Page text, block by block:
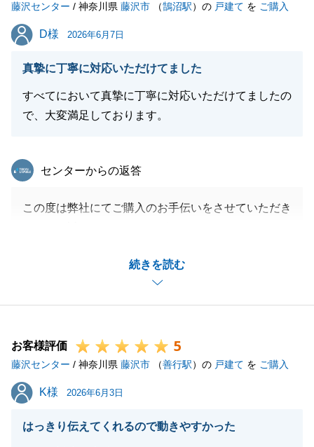
引き続き、何卒よろしくお願い申し上げます。
閉じる
藤沢センター / 神奈川県 藤沢市 （鵠沼駅）の 戸建て を ご購入
D様
D様 2026年6月7日
真摯に丁寧に対応いただけてました
すべてにおいて真摯に丁寧に対応いただけてましたの
で、大変満足しております。
続きを読む
東急リバブル
センターからの返答
この度は弊社にてご購入のお手伝いをさせていただき
購入申込を頂いてからお引き渡しまで様々なことがあ
り、ご心配をおかけしたこともあったかと思います
ございました。
今後もまた何かお力添えできることがございました
ら、是非お気軽にお声掛けくださいませ。
引き続き、弊社を末永くご愛顧を賜りますよう、お願
い申し上げます。
お客様評価 5
藤沢センター / 神奈川県 藤沢市 （善行駅）の 戸建て を ご購入
K様
K様 2026年6月3日
はっきり伝えてくれるので動きやすかった